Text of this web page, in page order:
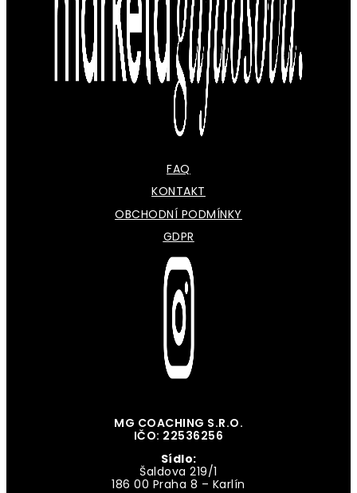
FAQ
KONTAKT
OBCHODNÍ PODMÍNKY
GDPR
MG COACHING S.R.O.
IČO: 22536256
Sídlo:
Šaldova 219/1
186 00 Praha 8 – Karlín